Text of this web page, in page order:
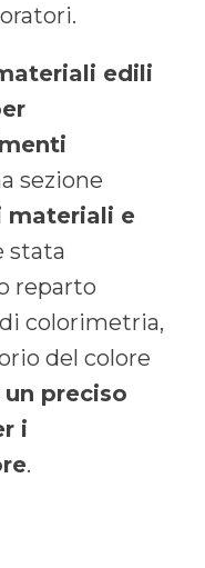
edili
sezione
materiali e
stata
reparto
colorimetria,
del colore
un preciso
i
.